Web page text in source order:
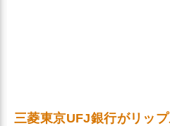
三菱東京UFJ銀行がリップ